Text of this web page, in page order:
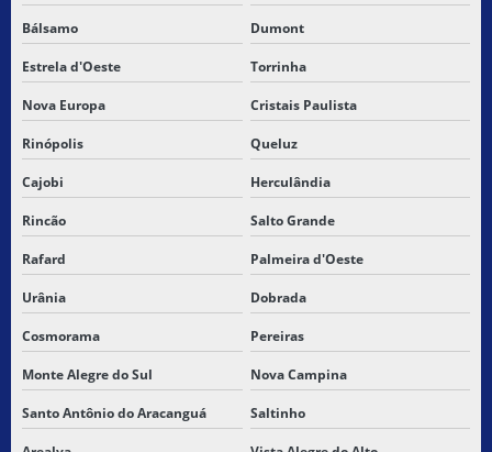
Bálsamo Dumont
Estrela d'Oeste Torrinha
Nova Europa Cristais Paulista
Rinópolis Queluz
Cajobi Herculândia
Rincão Salto Grande
Rafard Palmeira d'Oeste
Urânia Dobrada
Cosmorama Pereiras
Monte Alegre do Sul Nova Campina
Santo Antônio do Aracanguá Saltinho